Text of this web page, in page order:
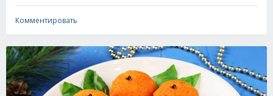
Комментировать